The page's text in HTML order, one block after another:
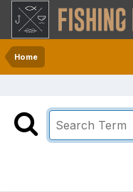
Home